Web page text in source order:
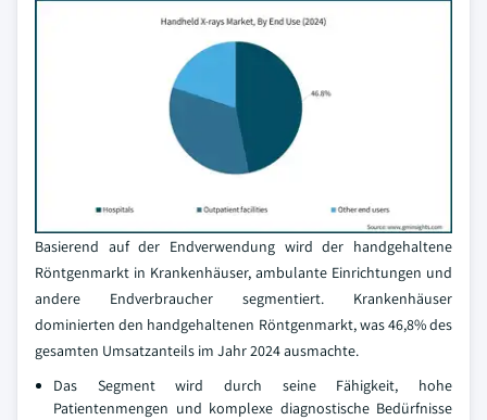
Basierend auf der Endverwendung wird der handgehaltene
Röntgenmarkt in Krankenhäuser, ambulante Einrichtungen und
andere Endverbraucher segmentiert. Krankenhäuser
dominierten den handgehaltenen Röntgenmarkt, was 46,8% des
gesamten Umsatzanteils im Jahr 2024 ausmachte.
Das Segment wird durch seine Fähigkeit, hohe
Patientenmengen und komplexe diagnostische Bedürfnisse